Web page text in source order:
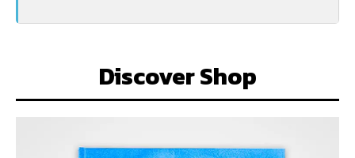
Discover Shop